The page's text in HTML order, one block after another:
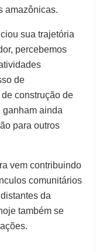
amazônicas.
sua trajetória
percebemos
de
construção de
ganham ainda
para outros
vem contribuindo
comunitários
da
também se